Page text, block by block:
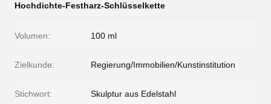
Hochdichte-Festharz-Schlüsselkette
Volumen: 100 ml
Zielkunde: Regierung/Immobilien/Kunstinstitution
Stichwort: Skulptur aus Edelstahl